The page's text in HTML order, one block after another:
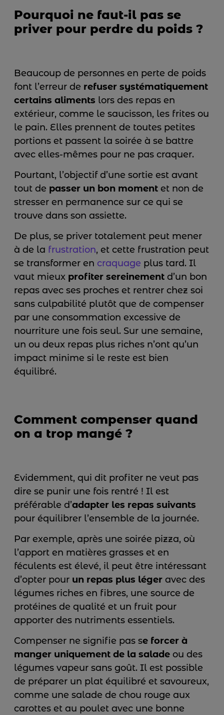
Pourquoi ne faut-il pas se
priver pour perdre du poids ?
Beaucoup de personnes en perte de poids
font l’erreur de refuser systématiquement
certains aliments lors des repas en
extérieur, comme le saucisson, les frites ou
le pain. Elles prennent de toutes petites
portions et passent la soirée à se battre
avec elles-mêmes pour ne pas craquer.
Pourtant, l’objectif d’une sortie est avant
tout de passer un bon moment et non de
stresser en permanence sur ce qui se
trouve dans son assiette.
De plus, se priver totalement peut mener
à de la frustration, et cette frustration peut
se transformer en craquage plus tard. Il
vaut mieux profiter sereinement d’un bon
repas avec ses proches et rentrer chez soi
sans culpabilité plutôt que de compenser
par une consommation excessive de
nourriture une fois seul. Sur une semaine,
un ou deux repas plus riches n’ont qu’un
impact minime si le reste est bien
équilibré.
Comment compenser quand
on a trop mangé ?
Evidemment, qui dit profiter ne veut pas
dire se punir une fois rentré ! Il est
préférable d’adapter les repas suivants
pour équilibrer l’ensemble de la journée.
Par exemple, après une soirée pizza, où
l’apport en matières grasses et en
féculents est élevé, il peut être intéressant
d’opter pour un repas plus léger avec des
légumes riches en fibres, une source de
protéines de qualité et un fruit pour
apporter des nutriments essentiels.
Compenser ne signifie pas se forcer à
manger uniquement de la salade ou des
légumes vapeur sans goût. Il est possible
de préparer un plat équilibré et savoureux,
comme une salade de chou rouge aux
carottes et au poulet avec une bonne